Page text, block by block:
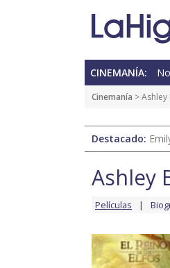
CINEMANÍA:
Cinemanía >
Destacado:
Ashley
Películas